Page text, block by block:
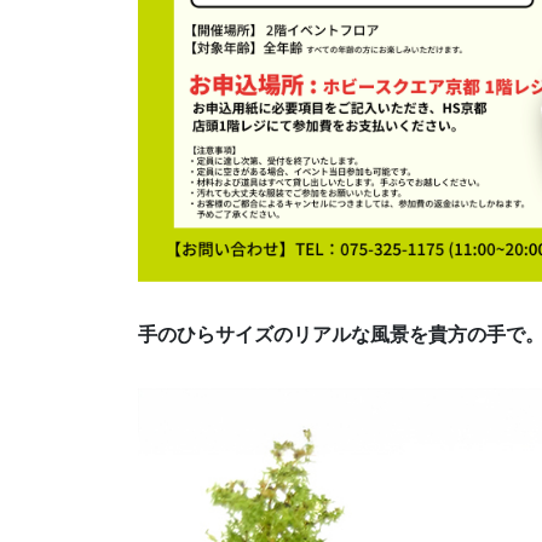
手のひらサイズのリアルな風景を貴方の手で